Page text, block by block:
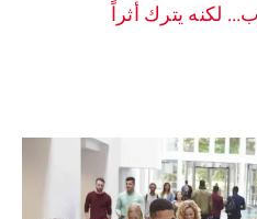
لكنه يترك أثراً